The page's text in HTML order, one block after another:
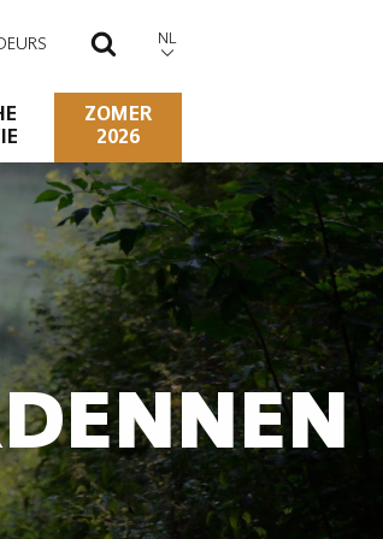
ZOEKEN
NL
ZOMER
2026